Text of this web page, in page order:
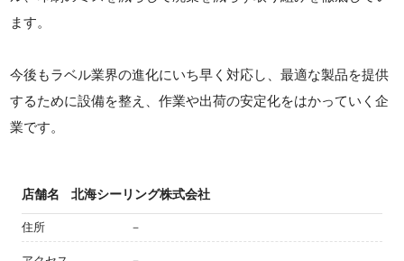
ます。
今後もラベル業界の進化にいち早く対応し、最適な製品を提供
するために設備を整え、作業や出荷の安定化をはかっていく企
業です。
店舗名 北海シーリング株式会社
住所 －